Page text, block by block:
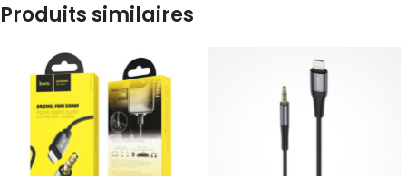
Produits similaires